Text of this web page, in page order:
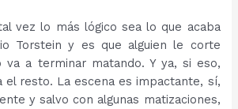
vez lo más lógico sea lo que acaba
Torstein y es que alguien le corte
va a terminar matando. Y ya, si eso,
el resto. La escena es impactante, sí,
y salvo con algunas matizaciones,